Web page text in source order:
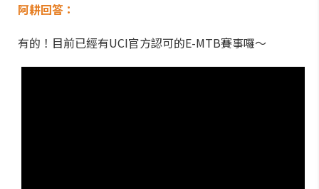
阿耕回答：
有的！目前已經有UCI官方認可的E-MTB賽事囉～